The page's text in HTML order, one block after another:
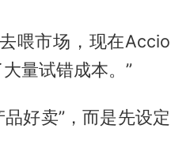
喂市场，现在Accio
量试错成本。”
好卖”，而是先设定